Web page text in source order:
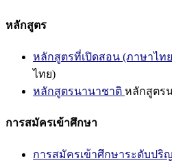
หลักสูตร
หลักสูตรที่เปิดสอน (ภาษาไท
ไทย)
หลักสูตรนานาชาติ หลักสูตร
การสมัครเข้าศึกษา
การสมัครเข้าศึกษาระดับป